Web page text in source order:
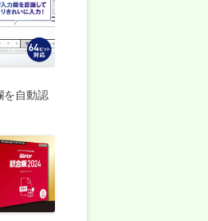
を自動認